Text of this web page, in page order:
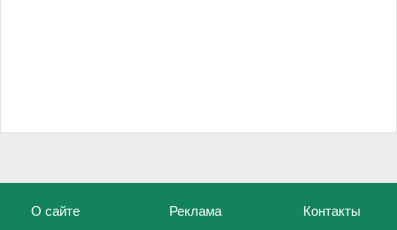
О сайте Реклама Контакты